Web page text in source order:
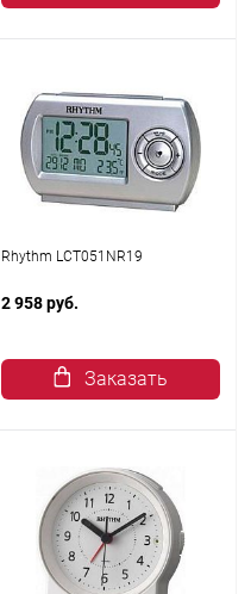
Rhythm LCT051NR19
2 958 руб.
Заказать